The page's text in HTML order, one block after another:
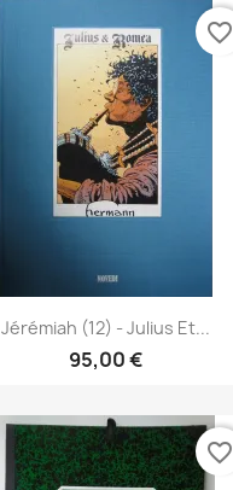
Jérémiah (12) - Julius Et...
95,00 €
favorite_border
favorite_border